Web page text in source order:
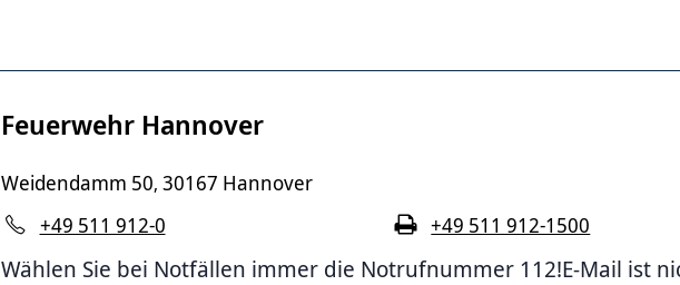
Feuerwehr Hannover
Weidendamm 50, 30167 Hannover
+49 511 912-0
+49 511 912-1500
Wählen Sie bei Notfällen immer die Notrufnummer 112!E-Mail ist